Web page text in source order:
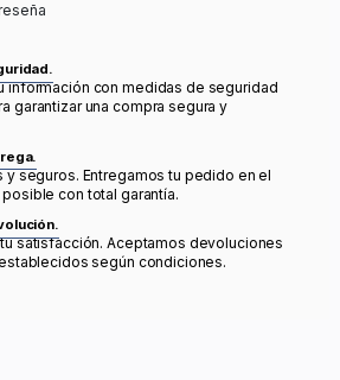
información con medidas de seguridad
garantizar una compra segura y
y seguros. Entregamos tu pedido en el
con total garantía.
satisfacción. Aceptamos devoluciones
según condiciones.